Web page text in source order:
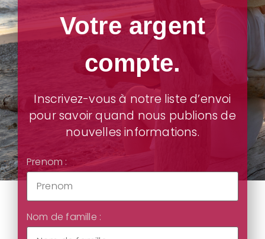
Votre argent
compte.
Inscrivez-vous à notre liste d’envoi
pour savoir quand nous publions de
nouvelles informations.
Prenom :
Nom de famille :